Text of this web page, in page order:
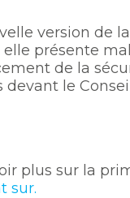
version de
présente
de la
devant le
plus sur la
sur.